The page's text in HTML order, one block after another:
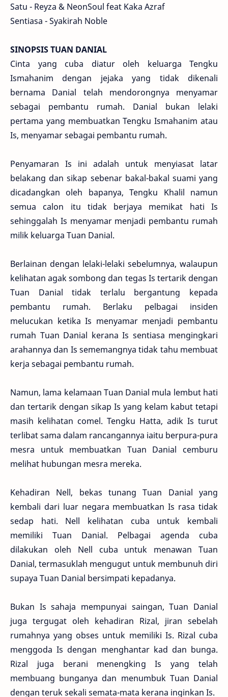
Satu - Reyza & NeonSoul feat Kaka Azraf
Sentiasa - Syakirah Noble
SINOPSIS TUAN DANIAL
Cinta yang cuba diatur oleh keluarga Tengku
Ismahanim dengan jejaka yang tidak dikenali
bernama Danial telah mendorongnya menyamar
sebagai pembantu rumah. Danial bukan lelaki
pertama yang membuatkan Tengku Ismahanim atau
Is, menyamar sebagai pembantu rumah.
Penyamaran Is ini adalah untuk menyiasat latar
belakang dan sikap sebenar bakal-bakal suami yang
dicadangkan oleh bapanya, Tengku Khalil namun
semua calon itu tidak berjaya memikat hati Is
sehinggalah Is menyamar menjadi pembantu rumah
milik keluarga Tuan Danial.
Berlainan dengan lelaki-lelaki sebelumnya, walaupun
kelihatan agak sombong dan tegas Is tertarik dengan
Tuan Danial tidak terlalu bergantung kepada
pembantu rumah. Berlaku pelbagai insiden
melucukan ketika Is menyamar menjadi pembantu
rumah Tuan Danial kerana Is sentiasa mengingkari
arahannya dan Is sememangnya tidak tahu membuat
kerja sebagai pembantu rumah.
Namun, lama kelamaan Tuan Danial mula lembut hati
dan tertarik dengan sikap Is yang kelam kabut tetapi
masih kelihatan comel. Tengku Hatta, adik Is turut
terlibat sama dalam rancangannya iaitu berpura-pura
mesra untuk membuatkan Tuan Danial cemburu
melihat hubungan mesra mereka.
Kehadiran Nell, bekas tunang Tuan Danial yang
kembali dari luar negara membuatkan Is rasa tidak
sedap hati. Nell kelihatan cuba untuk kembali
memiliki Tuan Danial. Pelbagai agenda cuba
dilakukan oleh Nell cuba untuk menawan Tuan
Danial, termasuklah mengugut untuk membunuh diri
supaya Tuan Danial bersimpati kepadanya.
Bukan Is sahaja mempunyai saingan, Tuan Danial
juga tergugat oleh kehadiran Rizal, jiran sebelah
rumahnya yang obses untuk memiliki Is. Rizal cuba
menggoda Is dengan menghantar kad dan bunga.
Rizal juga berani menengking Is yang telah
membuang bunganya dan menumbuk Tuan Danial
dengan teruk sekali semata-mata kerana inginkan Is.